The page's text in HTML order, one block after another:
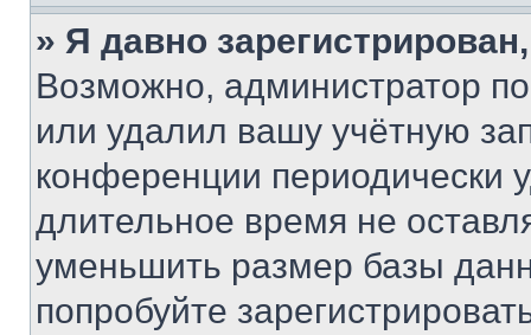
» Я давно
Возможно, администратор
или удалил вашу учётную
конференции периодически
длительное время не
уменьшить размер базы
попробуйте